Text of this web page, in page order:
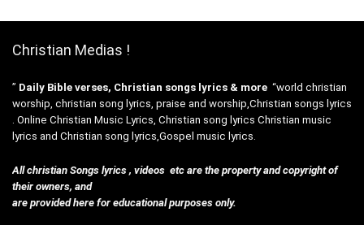
Christian Medias !
” Daily Bible verses, Christian songs lyrics & more “world christian
worship, christian song lyrics, praise and worship,Christian songs lyrics
. Online Christian Music Lyrics, Christian song lyrics Christian music
lyrics and Christian song lyrics,Gospel music lyrics.
All christian Songs lyrics , videos etc are the property and copyright of
their owners, and
are provided here for educational purposes only.